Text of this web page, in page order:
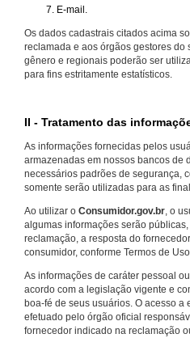
E-mail.
Os dados cadastrais citados acima
reclamada e aos órgãos gestores do
gênero e regionais poderão ser
para fins estritamente estatísticos.
II - Tratamento das
As informações fornecidas pelos
armazenadas em nossos bancos de
necessários padrões de segurança,
somente serão utilizadas para as
Ao utilizar o Consumidor.gov.br, o
algumas informações serão
reclamação, a resposta do
consumidor, conforme Termos de
As informações de caráter pessoal
acordo com a legislação vigente e
boa-fé de seus usuários. O acesso a
efetuado pelo órgão oficial
fornecedor indicado na reclamação